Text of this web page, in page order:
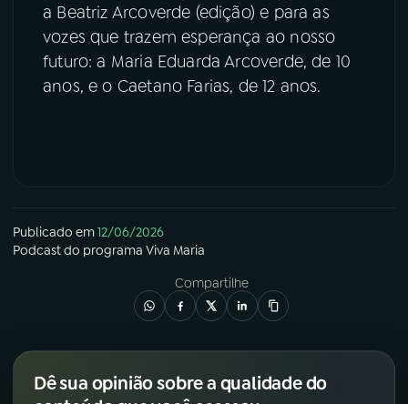
a Beatriz Arcoverde (edição) e para as
vozes que trazem esperança ao nosso
futuro: a Maria Eduarda Arcoverde, de 10
anos, e o Caetano Farias, de 12 anos.
Publicado em12/06/2026
Podcastdo programa Viva Maria
Compartilhe
Dê sua opinião sobre a qualidade do